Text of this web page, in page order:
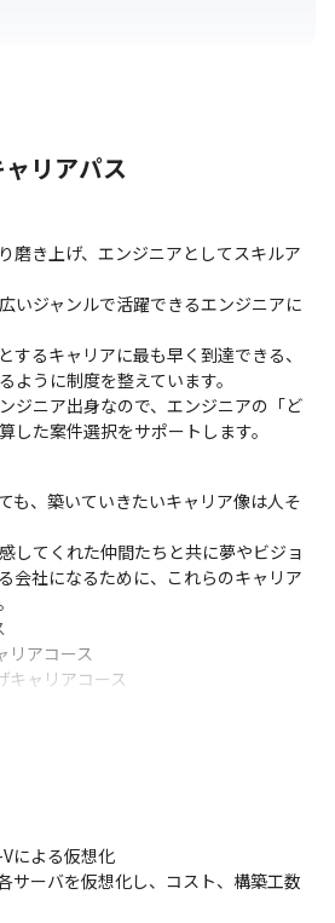
リアパス
磨き上げ、エンジニアとしてスキルア
いジャンルで活躍できるエンジニアに
するキャリアに最も早く到達できる、
ように制度を整えています。
ジニア出身なので、エンジニアの「ど
した案件選択をサポートします。
も、築いていきたいキャリア像は人そ
してくれた仲間たちと共に夢やビジョ
会社になるために、これらのキャリア
リアコース
ャリアコース
による仮想化
ーバを仮想化し、コスト、構築工数